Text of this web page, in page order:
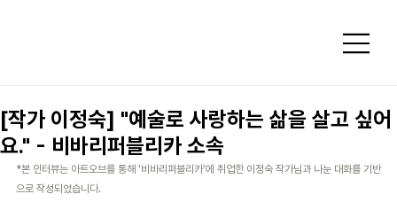
[작가 이정숙] "예술로 사랑하는 삶을 살고 싶어
요." - 비바리퍼블리카 소속
*본 인터뷰는 아트오브를 통해 ‘비바리퍼블리카’에 취업한 이정숙 작가님과 나눈 대화를 기반
으로 작성되었습니다.